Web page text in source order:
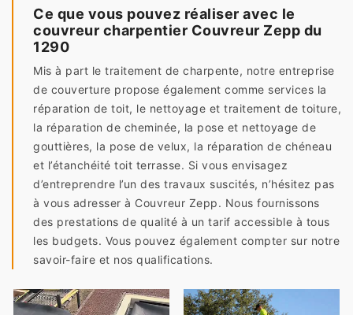
Ce que vous pouvez réaliser avec le
couvreur charpentier Couvreur Zepp du
1290
Mis à part le traitement de charpente, notre entreprise
de couverture propose également comme services la
réparation de toit, le nettoyage et traitement de toiture,
la réparation de cheminée, la pose et nettoyage de
gouttières, la pose de velux, la réparation de chéneau
et l’étanchéité toit terrasse. Si vous envisagez
d’entreprendre l’un des travaux suscités, n’hésitez pas
à vous adresser à Couvreur Zepp. Nous fournissons
des prestations de qualité à un tarif accessible à tous
les budgets. Vous pouvez également compter sur notre
savoir-faire et nos qualifications.